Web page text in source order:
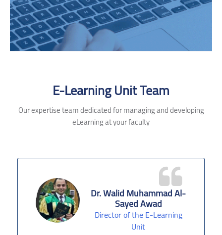
E-Learning Unit Team
Our expertise team dedicated for managing and developing
eLearning at your faculty
Dr. Walid Muhammad Al-
Sayed Awad
Director of the E-Learning
Unit